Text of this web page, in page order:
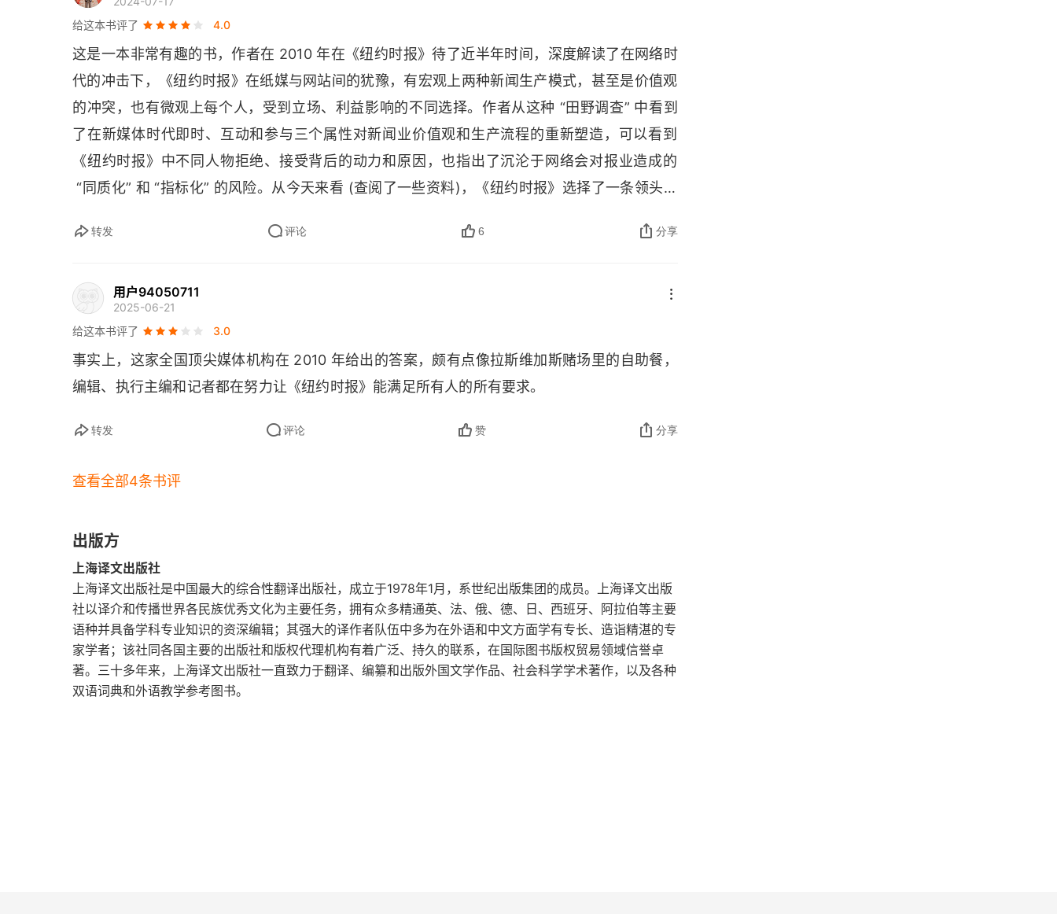
首页的工作节奏：白天
纸质版与网络版在网络新闻生产中的交会
商业版的线上工作节奏
纸质版和网络版的工作流程
第四章 即时：到何种程度？
《纽约时报》的新口号？
“第二天的新闻”
数字时代的竞争
数字世界的即时性、网络版和纸质版
第五章 互动：定义、涉及对象和原因
《纽约时报》的视频制作
互动新闻、多媒体团队与网页制作人
有互动意愿的人
TimesCast，一个小实验
多媒体是病毒？
墙”，主动隔绝了网络对其新闻价值的稀释，这本质上是选择了信用变现的道路，2011 年 3 月，
《纽约时报》推出数字付费订阅，8 年后已坐拥 300 多万数字内容订阅用户 (在纸媒巅峰时期也
只有 180 万订阅)，营收与利润达到五年最高。
这也就可以理解《纽约时报》的一些 “精分” 报道模式，在抨击完别人后又报道别人的反怼，因
为把 “truth” 作为口号它们，时刻都要维护自身的信用，“可信” 成为其与用户间最重要的契约，
以下是我的解读。
一、我的收获
作为从事相似工作的人，我一直在自己是新闻记者还是分析师之间不断的摇晃，而读完本书以后
位的过程。当媒体从单纯的报纸、电视台等新闻机构泛化到了整个社会网络时，每个局部的价值
有胜算在哪？
对于第一个问题我还没有找到答案，但这其实是每个从业人都该好好思考的，因为我们已经看到
面临 “信息真空” 时，社会网络自发生产信息的力量，它没有像书中很多研究者 “乌托邦” 式的众
人参与的美好景象，充满的是谣言、利益、恐慌和愚蠢，就像爬虫脑的反应一般，情绪、极端、
稀缺感爆棚，或许这也证明了人类社会作为一个整体，尚处于原始阶段的事实。
以上的结论为我找到了第二个问题的答案，局部有可能战胜整体，前提是这个局部必须是 “前额
给这本书评了
4.0
这是一本非常有趣的书，作者在 2010 年在《纽约时报》待了近半年时间，深度解读了在网络时
代的冲击下，《纽约时报》在纸媒与网站间的犹豫，有宏观上两种新闻生产模式，甚至是价值观
的冲突，也有微观上每个人，受到立场、利益影响的不同选择。作者从这种 “田野调查” 中看到
了在新媒体时代即时、互动和参与三个属性对新闻业价值观和生产流程的重新塑造，可以看到
《纽约时报》中不同人物拒绝、接受背后的动力和原因，也指出了沉沦于网络会对报业造成的
“同质化” 和 “指标化” 的风险。从今天来看 (查阅了一些资料)，《纽约时报》选择了一条领头者
用变现的道路，2011 年 3 月，《纽约时报》推出数字付费订阅，8 年后已坐拥 300 多万数字内
《纽约时报》的一些 “精分” 报道模式，在抨击完别人后又报道别人的反怼，因为把 “
” 作为
转发 评论 6 分享
用户94050711
2025-06-21
给这本书评了
3.0
事实上，这家全国顶尖媒体机构在 2010 年给出的答案，颇有点像拉斯维加斯赌场里的自助餐，
编辑、执行主编和记者都在努力让《纽约时报》能满足所有人的所有要求。
转发 评论 赞 分享
查看全部4条书评
出版方
上海译文出版社
上海译文出版社是中国最大的综合性翻译出版社，成立于1978年1月，系世纪出版集团的成员。上海译文出版
社以译介和传播世界各民族优秀文化为主要任务，拥有众多精通英、法、俄、德、日、西班牙、阿拉伯等主要
语种并具备学科专业知识的资深编辑；其强大的译作者队伍中多为在外语和中文方面学有专长、造诣精湛的专
家学者；该社同各国主要的出版社和版权代理机构有着广泛、持久的联系，在国际图书版权贸易领域信誉卓
著。三十多年来，上海译文出版社一直致力于翻译、编纂和出版外国文学作品、社会科学学术著作，以及各种
双语词典和外语教学参考图书。